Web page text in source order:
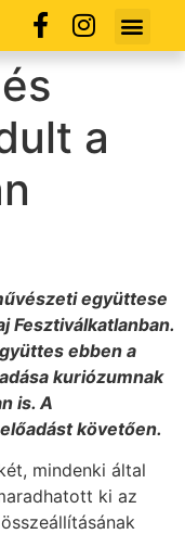
a
együttese
Fesztiválkatlanban.
ebben a
kuriózumnak
is. A
követően.
mindenki által
ki az